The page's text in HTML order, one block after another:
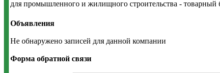
для промышленного и жилищного строительства -
Объявления
Не обнаружено записей для данной компании
Форма обратной связи